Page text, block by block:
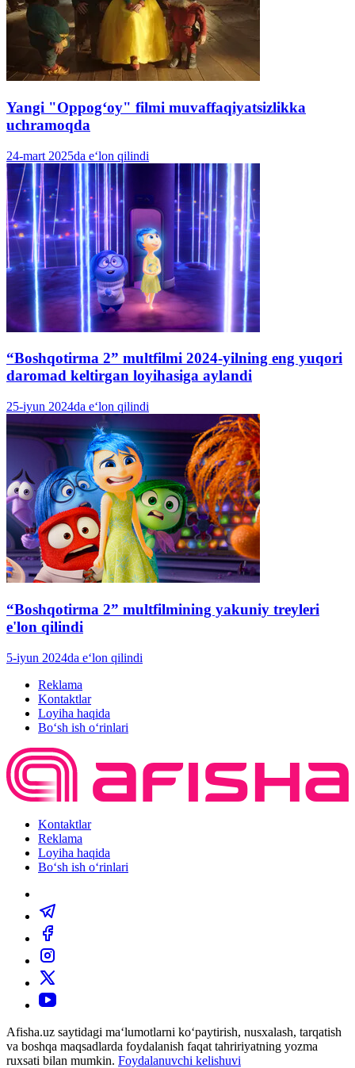
Yangi "Oppogʻoy" filmi muvaffaqiyatsizlikka
uchramoqda
24-mart 2025da e‘lon qilindi
“Boshqotirma 2” multfilmi 2024-yilning eng yuqori
daromad keltirgan loyihasiga aylandi
25-iyun 2024da e‘lon qilindi
“Boshqotirma 2” multfilmining yakuniy treyleri
e'lon qilindi
5-iyun 2024da e‘lon qilindi
Reklama
Kontaktlar
Loyiha haqida
Bo‘sh ish o‘rinlari
Kontaktlar
Reklama
Loyiha haqida
Bo‘sh ish o‘rinlari
Afisha.uz saytidagi ma‘lumotlarni ko‘paytirish, nusxalash, tarqatish
va boshqa maqsadlarda foydalanish faqat tahririyatning yozma
ruxsati bilan mumkin. Foydalanuvchi kelishuvi